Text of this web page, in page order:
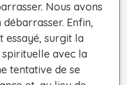
Nous avons
Enfin,
essayé, surgit la
avec la
tentative de se